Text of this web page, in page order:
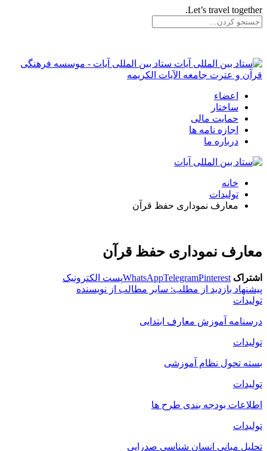
Let’s travel together.
ستاد بین المللی آیات - موسسه فرهنگی
قرآن و عترت جامعه الآیات الکریمه
اعضاء
ساختار
حمایت مالی
اجازه نامه ها
درباره ما
خانه
تولیدات
معارف نموداری حفظ قرآن
معارف نموداری حفظ قرآن
اشتراک WhatsAppTelegramPinterest
پست الکترونیک
پیشنهاد بازدید از مطلب: سایر مطالب از نویسنده
تولیدات
درسنامه آموزش معارف ابتدایی
تولیدات
بسته تحول نظام آموزشی
تولیدات
اطلاعات بودجه بندی طرح ها
تولیدات
تحلیل مبانی انسان شناسی صدرایی